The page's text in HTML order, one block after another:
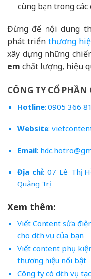
cùng bạn trong các
Đừng để nội dung
phát triển thương
xây dựng những
em chất lượng, hiệu
CÔNG TY CỔ PHẦN
Hotline: 0905 366
Website:
Email:
Địa chỉ: 07 Lê Thị
Quảng Trị
Xem thêm:
Viết Content sửa
cho dịch vụ của bạn
Viết content phụ
thương hiệu nổi bật
Công ty có dịch vụ